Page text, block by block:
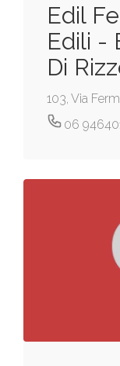
Edil
Edili -
Di
103, Via
06